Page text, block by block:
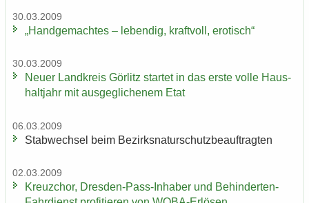
30.03.2009
„Hand­ge­mach­tes – le­ben­dig, kraft­voll, ero­tisch“
30.03.2009
Neuer Land­kreis Gör­litz star­tet in das erste volle Haus­
halt­jahr mit aus­ge­gli­che­nem Etat
06.03.2009
Stab­wech­sel beim Be­zirks­na­tur­schutz­be­auf­trag­ten
02.03.2009
Kreuz­chor, Dresden-​Pass-Inhaber und Behinderten-​